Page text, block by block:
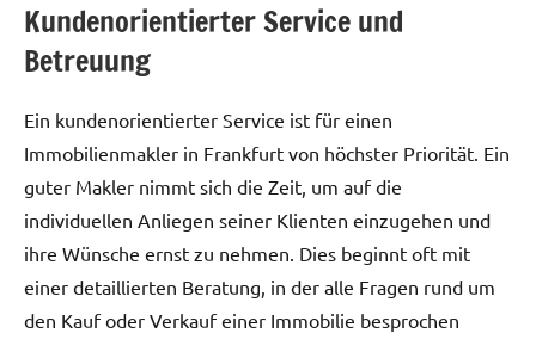
Kundenorientierter Service und
Betreuung
Ein kundenorientierter Service ist für einen
Immobilienmakler in Frankfurt von höchster Priorität. Ein
guter Makler nimmt sich die Zeit, um auf die
individuellen Anliegen seiner Klienten einzugehen und
ihre Wünsche ernst zu nehmen. Dies beginnt oft mit
einer detaillierten Beratung, in der alle Fragen rund um
den Kauf oder Verkauf einer Immobilie besprochen